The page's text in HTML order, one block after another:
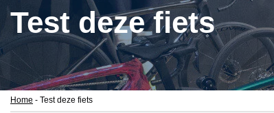
Test deze fiets
Home - Test deze fiets